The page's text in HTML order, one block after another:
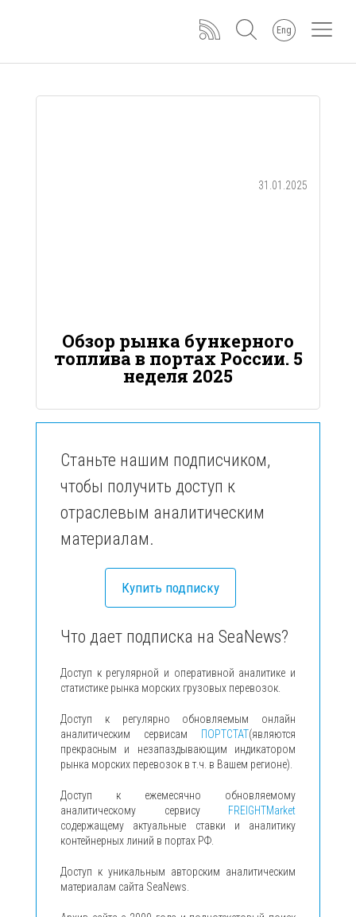
Eng
31.01.2025
Обзор рынка бункерного
топлива в портах России. 5
неделя 2025
Станьте нашим подписчиком,
чтобы получить доступ к
отраслевым аналитическим
материалам.
Купить подписку
Что дает подписка на SeaNews?
Доступ к регулярной и оперативной аналитике и
статистике рынка морских грузовых перевозок.
Доступ к регулярно обновляемым онлайн
аналитическим сервисам ПОРТСТАТ(являются
прекрасным и незапаздывающим индикатором
рынка морских перевозок в т.ч. в Вашем регионе).
Доступ к ежемесячно обновляемому
аналитическому сервису FREIGHTMarket
содержащему актуальные ставки и аналитику
контейнерных линий в портах РФ.
Доступ к уникальным авторским аналитическим
материалам сайта SeaNews.